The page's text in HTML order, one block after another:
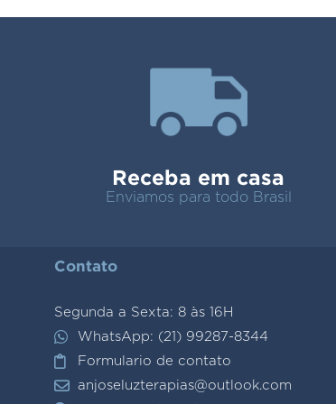
Receba em casa
Enviamos para todo Brasil
Contato
Segunda a Sexta: 8 às 16H
WhatsApp: (21) 99287-8344
Formulario de contato
anjoseluzterapias@outlook.com